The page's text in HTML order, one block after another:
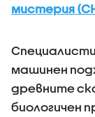
мистерия
машинен
древните
биологичен